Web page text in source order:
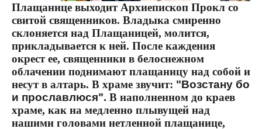
Плащанице выходит Архиепископ Прокл со
свитой священников. Владыка смиренно
склоняется над Плащаницей, молится,
прикладывается к ней. После каждения
окрест ее, священники в белоснежном
облачении поднимают плащаницу над собой и
несут в алтарь. В храме звучит: "Возстану бо
и прославлюся". В наполненном до краев
храме, как на медленно плывущей над
нашими головами нетленной плащанице,